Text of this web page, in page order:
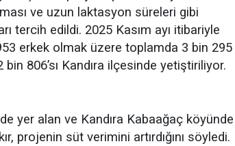
ve uzun laktasyon süreleri gibi
tercih edildi. 2025 Kasım ayı itibariyle
erkek olmak üzere toplamda 3 bin 295
806’sı Kandıra ilçesinde yetiştiriliyor.
yer alan ve Kandıra Kabaağaç köyünde
projenin süt verimini artırdığını söyledi.